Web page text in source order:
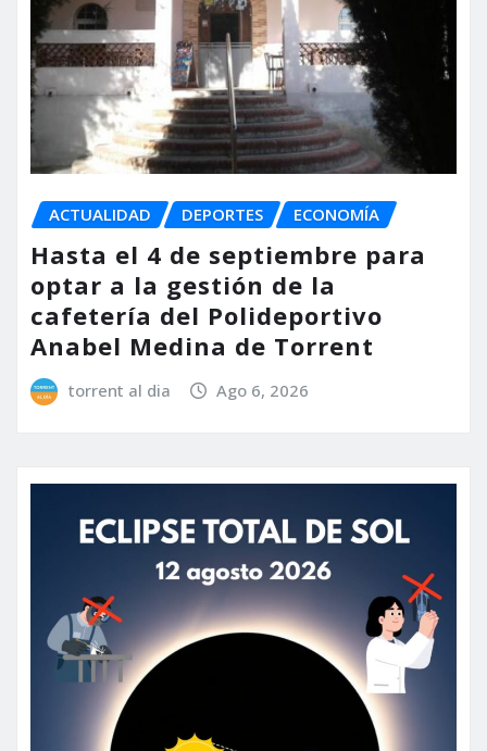
ACTUALIDAD DEPORTES ECONOMÍA
Hasta el 4 de septiembre para
optar a la gestión de la
cafetería del Polideportivo
Anabel Medina de Torrent
torrent al dia Ago 6, 2026